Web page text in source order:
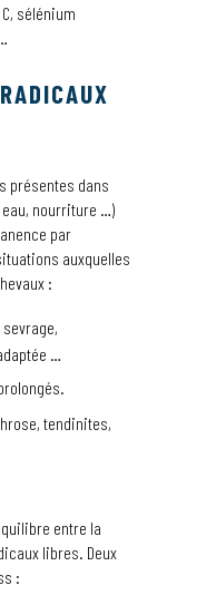
sélénium
présentes dans
nourriture …)
par
auxquelles
:
…
tendinites,
entre la
libres. Deux
: